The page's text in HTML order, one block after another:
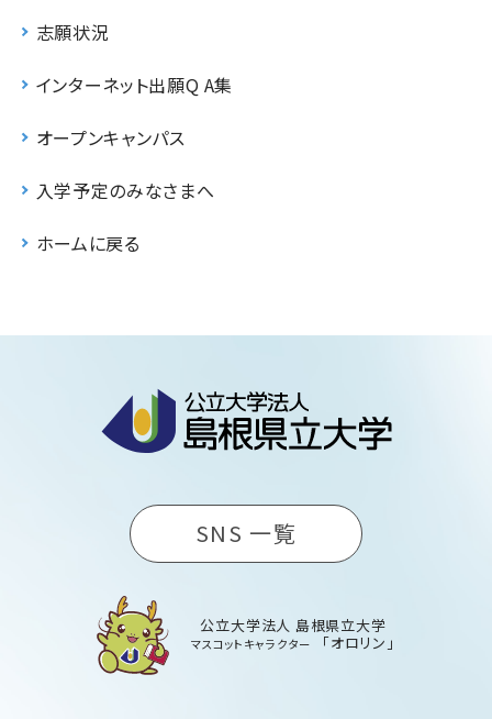
志願状況
インターネット出願Q A集
オープンキャンパス
入学予定のみなさまへ
ホームに戻る
SNS 一覧
公立大学法人 島根県立大学
マスコットキャラクター 「オロリン」